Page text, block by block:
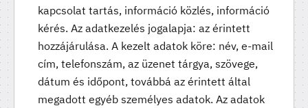
kapcsolat tartás, információ közlés, információ
kérés. Az adatkezelés jogalapja: az érintett
hozzájárulása. A kezelt adatok köre: név, e-mail
cím, telefonszám, az üzenet tárgya, szövege,
dátum és időpont, továbbá az érintett által
megadott egyéb személyes adatok. Az adatok